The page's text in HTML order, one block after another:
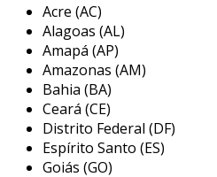
os acoplamentos podem variar
material e finalidade,
necessidades específicas da
podem ser flexíveis ou rígidos,
suas características e
enquanto os acoplamentos
um certo grau de
eixos, os rígidos mantêm uma
Acre (AC)
Alagoas (AL)
Amapá (AP)
Amazonas (AM)
Bahia (BA)
Ceará (CE)
Distrito Federal (DF)
Espírito Santo (ES)
Goiás (GO)